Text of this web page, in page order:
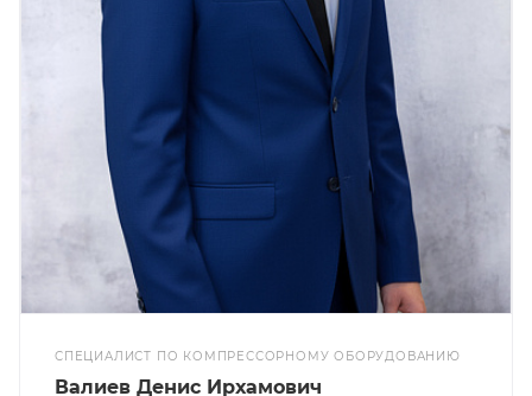
СПЕЦИАЛИСТ ПО КОМПРЕССОРНОМУ ОБОРУДОВАНИЮ
Валиев Денис Ирхамович